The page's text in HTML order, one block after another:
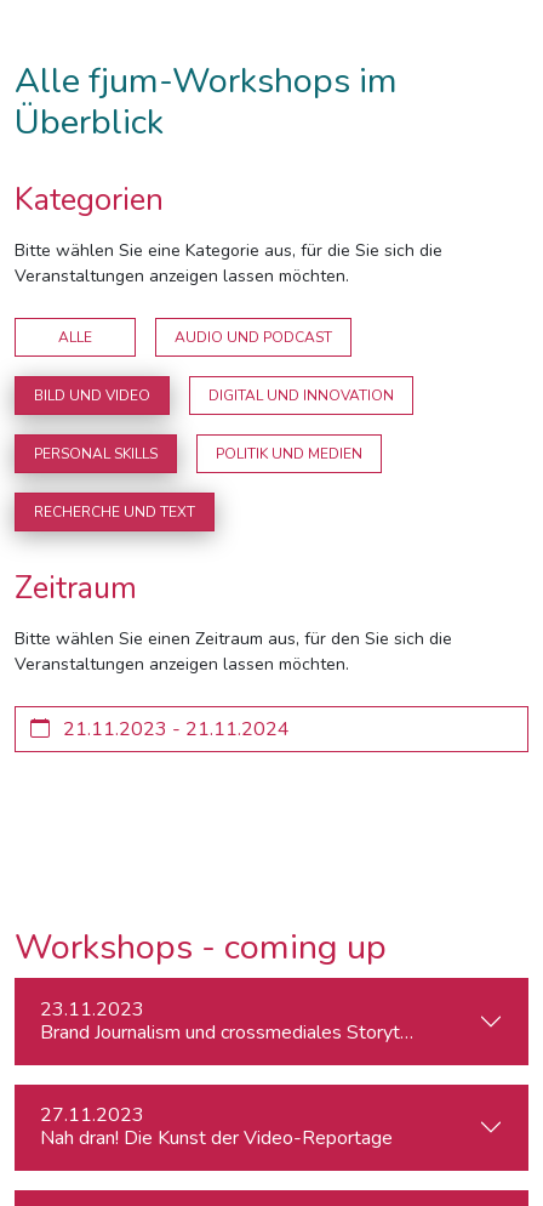
Alle fjum-Workshops im
Überblick
Kategorien
Bitte wählen Sie eine Kategorie aus, für die Sie sich die
Veranstaltungen anzeigen lassen möchten.
ALLE AUDIO UND PODCAST
BILD UND VIDEO DIGITAL UND INNOVATION
PERSONAL SKILLS POLITIK UND MEDIEN
RECHERCHE UND TEXT
Zeitraum
Bitte wählen Sie einen Zeitraum aus, für den Sie sich die
Veranstaltungen anzeigen lassen möchten.
Workshops - coming up
23.11.2023
Brand Journalism und crossmediales Storytelling
27.11.2023
Nah dran! Die Kunst der Video-Reportage